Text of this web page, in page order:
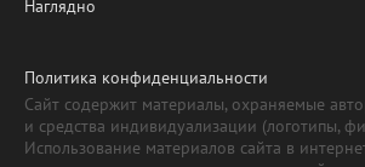
Наглядно
Политика конфиденциальности
Сайт содержит материалы, охраняемые
и средства индивидуализации (логотипы,
Использование материалов сайта в